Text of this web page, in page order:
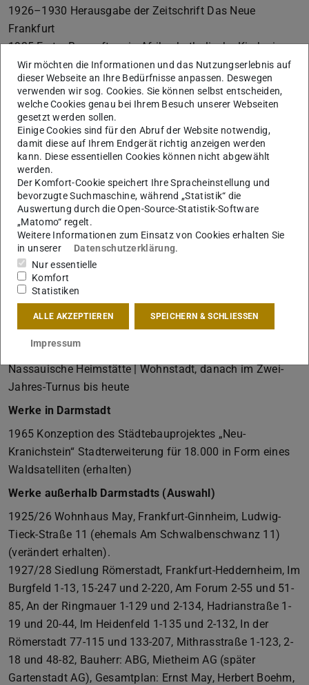
1926–1930 Herausgabe der Zeitschrift Das Neue
Frankfurt
1935 Erster Bauauftrag in Afrika: katholische Kirche in
Arusha, Tanganjika
1951 Verleihung der Ehrendoktorwürde Dr. Ing. der
Technischen Hochschule Hannover, Ende des Jahres
Gründung von Dr. E. May & Partners, Nairobi
1954 Verleihung des Großen Bundesverdienstkreuzes
Herausgabe der Zeitschrift Neue Heimat
1957 Verleihung der Ehrendoktorwürde Dr. phil. der
Universität Freiburg im Breisgau sowie der Ehrenprofessur
der Technischen Hochschule Darmstadt
1957–1970 Honorarprofessor an der TH Darmstadt
1961 Ernennung zum Ehrenmitglied des Royal Institute of
British Architects, London
1965 Verleihung des Heinrich-Plett-Preises an May
1966 Ehrenplakette der Städte Wiesbaden und Frankfurt
am Main
1988 Erstmalige Vergabe des Ernst-May-Preises für
Wohnungsbau durch die Unternehmensgruppe
Nassauische Heimstätte | Wohnstadt, danach im Zwei-
Jahres-Turnus bis heute
Werke in Darmstadt
1965 Konzeption des Städtebauprojektes „Neu-
Kranichstein“ Stadterweiterung für 18.000 in Form eines
Waldsatelliten (erhalten)
Werke außerhalb Darmstadts (Auswahl)
1925/26 Wohnhaus May, Frankfurt-Ginnheim, Ludwig-
Tieck-Straße 11 (ehemals Am Schwalbenschwanz 11)
(verändert erhalten).
1927/28 Siedlung Römerstadt, Frankfurt-Heddernheim, Im
Burgfeld 1-13, 15-247 und 2-220, Am Forum 2-55 und 51-
85, An der Ringmauer 1-129 und 2-134, Hadrianstraße 1-
19 und 20-44, lm Heidenfeld 1-135 und 2-132, In der
Römerstadt 77-115 und 133-207, Mithrasstraße 1-123, 2-
18 und 48-82, Bauherr: ABG, Mietheim AG (später
Gartenstadt AG), Gesamtplan: Ernst May, Herbert Boehm,
Wir möchten die Informationen und das Nutzungserlebnis auf
dieser Webseite an Ihre Bedürfnisse anpassen. Deswegen
verwenden wir sog. Cookies. Sie können selbst entscheiden,
welche Cookies genau bei Ihrem Besuch unserer Webseiten
gesetzt werden sollen.
Einige Cookies sind für den Abruf der Website notwendig,
damit diese auf Ihrem Endgerät richtig anzeigen werden
kann. Diese essentiellen Cookies können nicht abgewählt
werden.
Der Komfort-Cookie speichert Ihre Spracheinstellung und
bevorzugte Suchmaschine, während „Statistik“ die
Auswertung durch die Open-Source-Statistik-Software
„Matomo“ regelt.
Weitere Informationen zum Einsatz von Cookies erhalten Sie
in unserer
Datenschutzerklärung.
Nur essentielle
Komfort
Statistiken
ALLE AKZEPTIEREN SPEICHERN & SCHLIESSEN
Impressum